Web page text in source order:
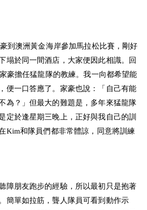
到澳洲黃金海岸參加馬拉松比賽，剛好
塌於同一間酒店，大家便因此相識。回
豪擔任猛龍隊的教練。我一向都希望能
便一口答應了。家豪也說：「自己有能
為？」但最大的難題是，多年來猛龍隊
定於逢星期三晚上，正好與我自己的訓
Kim和隊員們都非常體諒，同意將訓練
障朋友跑步的經驗，所以最初只是抱著
簡單如拉筋，聾人隊員可看到動作示